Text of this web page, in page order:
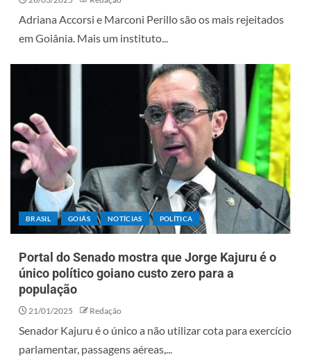
Adriana Accorsi e Marconi Perillo são os mais rejeitados
em Goiânia. Mais um instituto...
BRASIL GOIÁS NOTÍCIAS POLÍTICA
Portal do Senado mostra que Jorge Kajuru é o
único político goiano custo zero para a
população
21/01/2025 Redação
Senador Kajuru é o único a não utilizar cota para exercício
parlamentar, passagens aéreas,...